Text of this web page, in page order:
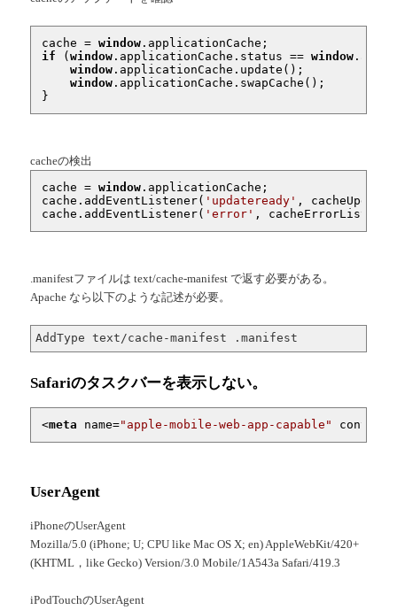
cache = window
if ( window.applicationCache.status == window
window.applicationCache.update();
window.applicationCache.swapCache();
}
cacheの検出
cache = window.applicationCache;
cache.addEventListener( 'updateready' ,
cache.addEventListener( 'error' ,
.manifestファイルは text/cache-manifest で返す必要がある。
Apache なら以下のような記述が必要。
AddType text/cache-manifest .manifest
Safariのタスクバーを表示しない。
<meta name="apple-mobile-web-app-capable" content
UserAgent
iPhoneのUserAgent
Mozilla/5.0 (iPhone; U; CPU like Mac OS X; en) AppleWebKit/420+
(KHTML，like Gecko) Version/3.0 Mobile/1A543a Safari/419.3
iPodTouchのUserAgent